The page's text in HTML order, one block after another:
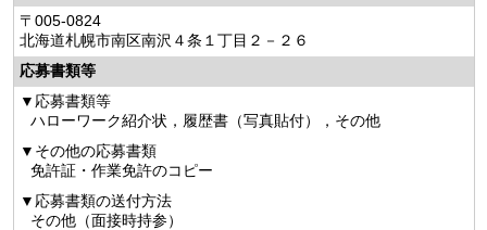
〒005-0824
北海道札幌市南区南沢４条１丁目２－２６
応募書類等
応募書類等
ハローワーク紹介状，履歴書（写真貼付），その他
その他の応募書類
免許証・作業免許のコピー
応募書類の送付方法
その他（面接時持参）